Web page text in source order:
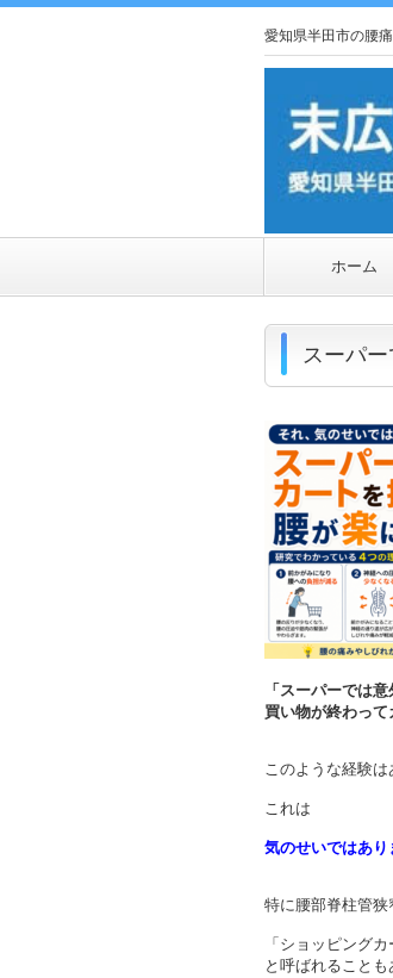
愛知県半田市の腰
ホーム
スーパ
「スーパーでは
買い物が終わっ
このような経験は
これは
気のせいではあり
特に腰部脊柱管狭
「ショッピング
と呼ばれることも